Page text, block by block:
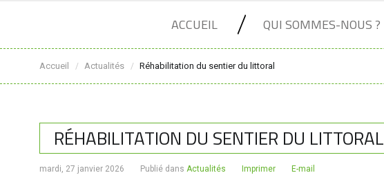
ACCUEIL QUI SOMMES-NOUS ?
Accueil / Actualités / Réhabilitation du sentier du littoral
RÉHABILITATION DU SENTIER DU LITTORAL
mardi, 27 janvier 2026 Publié dans Actualités Imprimer E-mail